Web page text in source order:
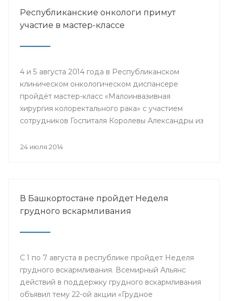
Республиканские онкологи примут
участие в мастер-классе
4 и 5 августа 2014 года в Республиканском
клиническом онкологическом диспансере
пройдёт мастер-класс «Малоинвазивная
хирургия колоректального рака» с участием
сотрудников Госпиталя Королевы Александры из
24 июля 2014
В Башкортостане пройдет Неделя
грудного вскармливания
С 1 по 7 августа в республике пройдет Неделя
грудного вскармливания. Всемирный Альянс
действий в поддержку грудного вскармливания
объявил тему 22-ой акции «Грудное